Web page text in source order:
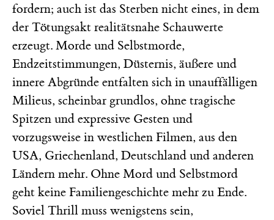
fordern; auch ist das Sterben nicht eines, in dem
der Tötungsakt realitätsnahe Schauwerte
erzeugt. Morde und Selbstmorde,
Endzeitstimmungen, Düsternis, äußere und
innere Abgründe entfalten sich in unauffälligen
Milieus, scheinbar grundlos, ohne tragische
Spitzen und expressive Gesten und
vorzugsweise in westlichen Filmen, aus den
USA, Griechenland, Deutschland und anderen
Ländern mehr. Ohne Mord und Selbstmord
geht keine Familiengeschichte mehr zu Ende.
Soviel Thrill muss wenigstens sein,